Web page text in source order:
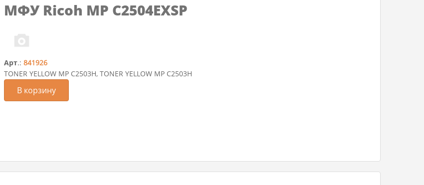
МФУ Ricoh MP C2504EXSP
Арт.:841926
TONER YELLOW MP C2503H, TONER YELLOW MP C2503H
В корзину